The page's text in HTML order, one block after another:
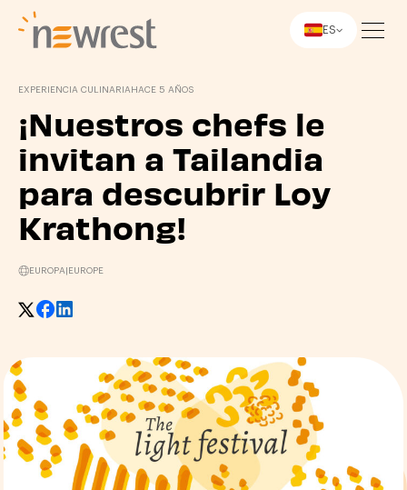
ES
EXPERIENCIA CULINARIA HACE 5 AÑOS
¡Nuestros chefs le
invitan a Tailandia
para descubrir Loy
Krathong!
EUROPA EUROPE